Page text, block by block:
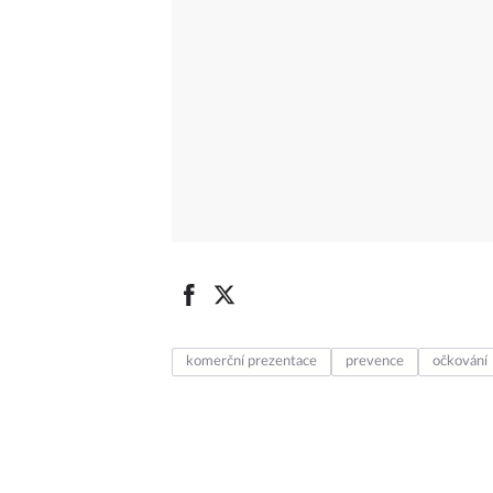
komerční prezentace prevence očkování